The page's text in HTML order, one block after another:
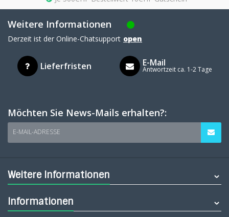
Weitere Informationen
Derzeit ist der Online-Chatsupport open
Lieferfristen E-Mail
Antwortzeit ca. 1-2 Tage
Möchten Sie News-Mails erhalten?:
E-MAIL-ADRESSE
Weitere Informationen
Informationen